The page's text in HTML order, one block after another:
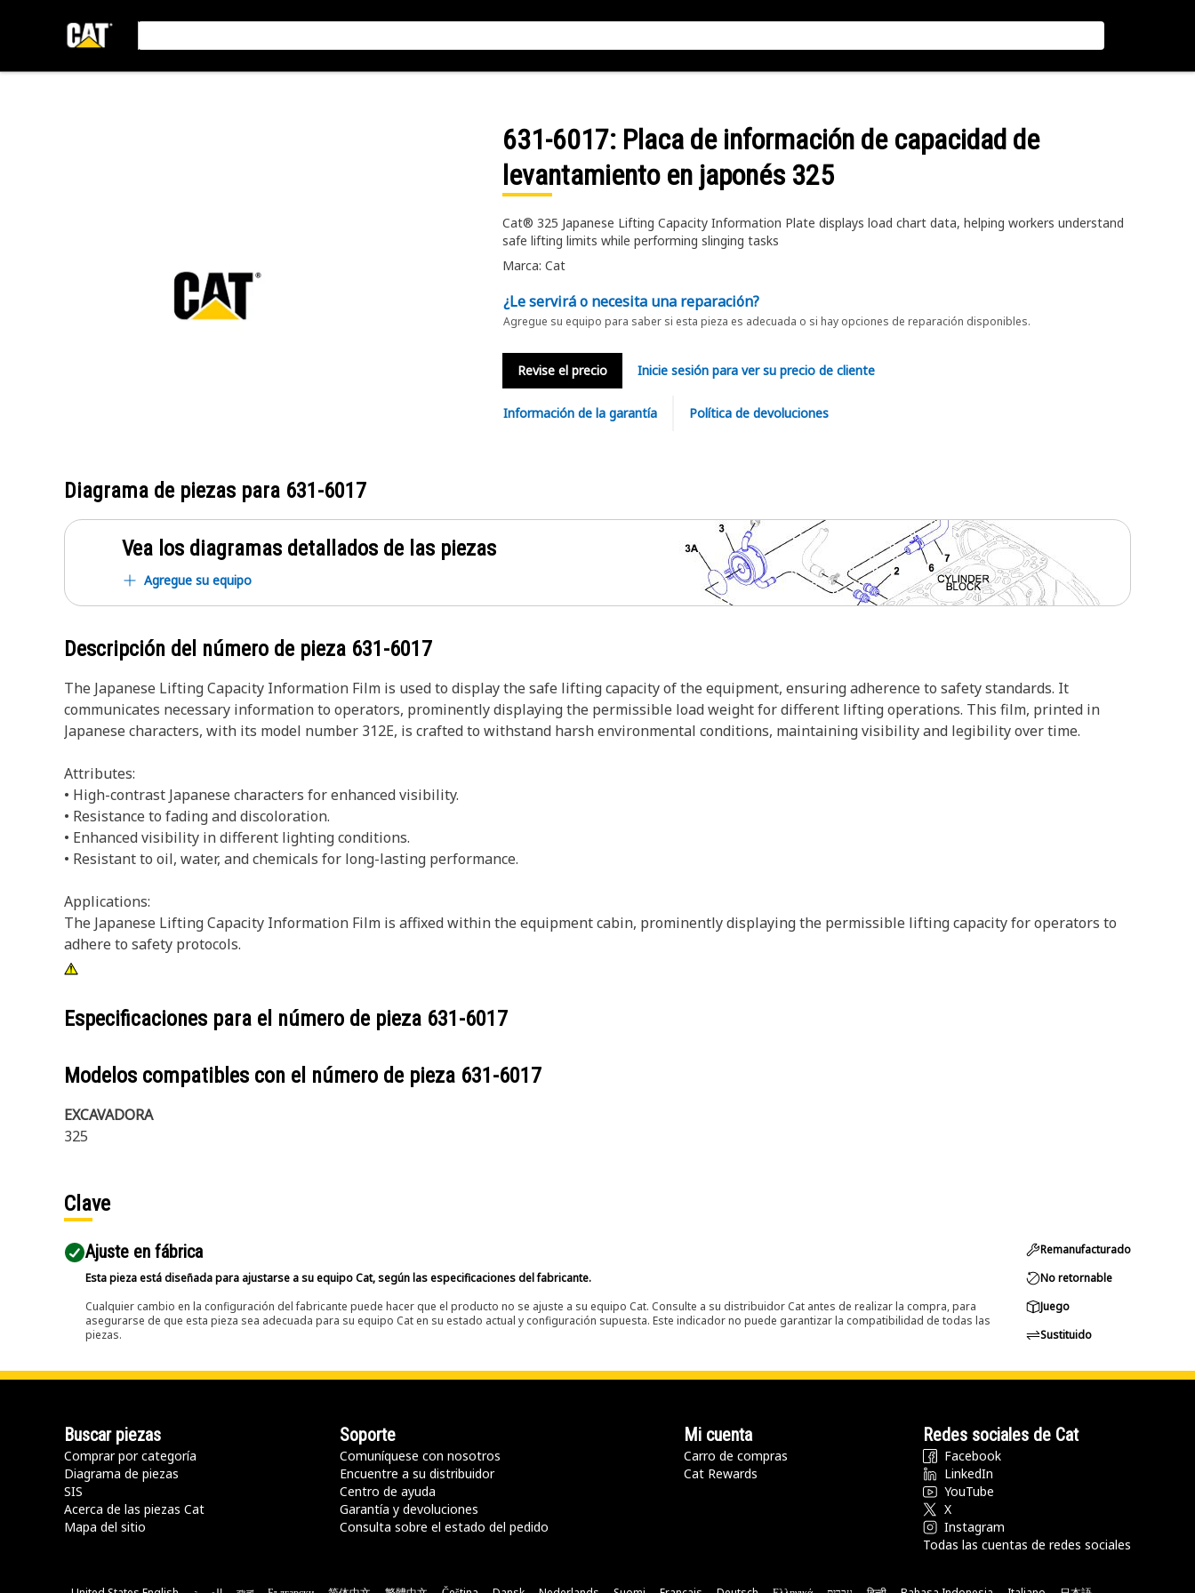
631-6017: Placa de información de capacidad de
levantamiento en japonés 325
Cat® 325 Japanese Lifting Capacity Information Plate displays load chart data, helping workers understand
safe lifting limits while performing slinging tasks
Marca: Cat
¿Le servirá o necesita una reparación?
Agregue su equipo para saber si esta pieza es adecuada o si hay opciones de reparación disponibles.
Revise el precio Inicie sesión para ver su precio de cliente
Información de la garantía Política de devoluciones
Diagrama de piezas para 631-6017
Vea los diagramas detallados de las piezas
Agregue su equipo
Descripción del número de pieza 631-6017
The Japanese Lifting Capacity Information Film is used to display the safe lifting capacity of the equipment, ensuring adherence to safety standards. It
communicates necessary information to operators, prominently displaying the permissible load weight for different lifting operations. This film, printed in
Japanese characters, with its model number 312E, is crafted to withstand harsh environmental conditions, maintaining visibility and legibility over time.
Attributes:
• High-contrast Japanese characters for enhanced visibility.
• Resistance to fading and discoloration.
• Enhanced visibility in different lighting conditions.
• Resistant to oil, water, and chemicals for long-lasting performance.
Applications:
The Japanese Lifting Capacity Information Film is affixed within the equipment cabin, prominently displaying the permissible lifting capacity for operators to
adhere to safety protocols.
Especificaciones para el número de pieza 631-6017
Modelos compatibles con el número de pieza 631-6017
EXCAVADORA
325
Clave
Ajuste en fábrica
Esta pieza está diseñada para ajustarse a su equipo Cat, según las especificaciones del fabricante.
Cualquier cambio en la configuración del fabricante puede hacer que el producto no se ajuste a su equipo Cat. Consulte a su distribuidor Cat antes de realizar la compra, para
asegurarse de que esta pieza sea adecuada para su equipo Cat en su estado actual y configuración supuesta. Este indicador no puede garantizar la compatibilidad de todas las
piezas.
Remanufacturado
No retornable
Juego
Sustituido
Buscar piezas
Comprar por categoría
Diagrama de piezas
SIS
Acerca de las piezas Cat
Mapa del sitio
Soporte
Comuníquese con nosotros
Encuentre a su distribuidor
Centro de ayuda
Garantía y devoluciones
Consulta sobre el estado del pedido
Mi cuenta
Carro de compras
Cat Rewards
Redes sociales de Cat
Facebook
LinkedIn
YouTube
X
Instagram
Todas las cuentas de redes sociales